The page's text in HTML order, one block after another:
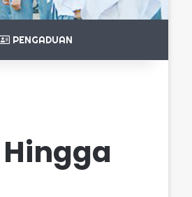
PENGADUAN